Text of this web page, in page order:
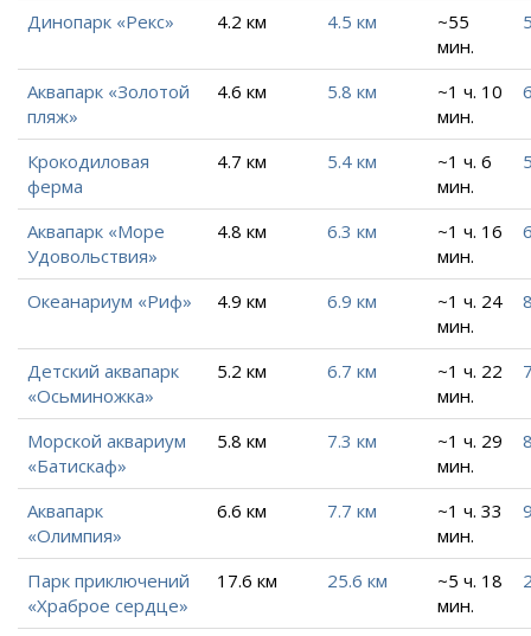
Динопарк «Рекс» 4.2 км 4.5 км
~55
мин.
Аквапарк «Золотой
пляж»
4.6 км 5.8 км
~1 ч. 10
мин.
Крокодиловая
ферма
4.7 км 5.4 км
~1 ч. 6
мин.
Аквапарк «Море
Удовольствия»
4.8 км 6.3 км
~1 ч. 16
мин.
Океанариум «Риф» 4.9 км 6.9 км
~1 ч. 24
мин.
Детский аквапарк
«Осьминожка»
5.2 км 6.7 км
~1 ч. 22
мин.
Морской аквариум
«Батискаф»
5.8 км 7.3 км
~1 ч. 29
мин.
Аквапарк
«Олимпия»
6.6 км 7.7 км
~1 ч. 33
мин.
Парк приключений
«Храброе сердце»
17.6 км 25.6 км
~5 ч. 18
мин.